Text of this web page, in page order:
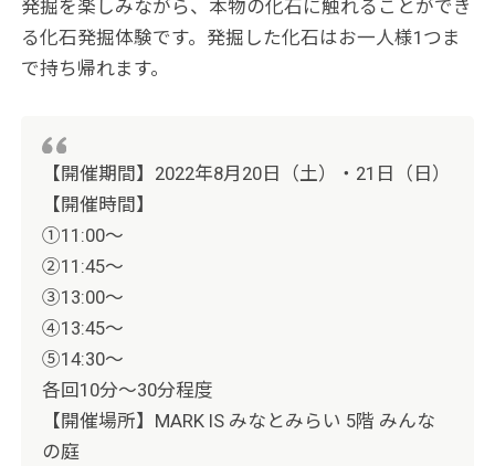
発掘を楽しみながら、本物の化石に触れることができ
る化石発掘体験です。発掘した化石はお一人様1つま
で持ち帰れます。
【開催期間】2022年8月20日（土）・21日（日）
【開催時間】
①11:00～
②11:45～
③13:00～
④13:45～
⑤14:30～
各回10分～30分程度
【開催場所】MARK IS みなとみらい 5階 みんな
の庭